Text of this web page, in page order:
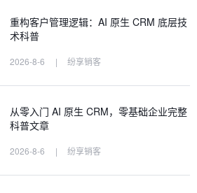
重构客户管理逻辑：AI 原生 CRM 底层技
术科普
2026-8-6 | 纷享销客
从零入门 AI 原生 CRM，零基础企业完整
科普文章
2026-8-6 | 纷享销客